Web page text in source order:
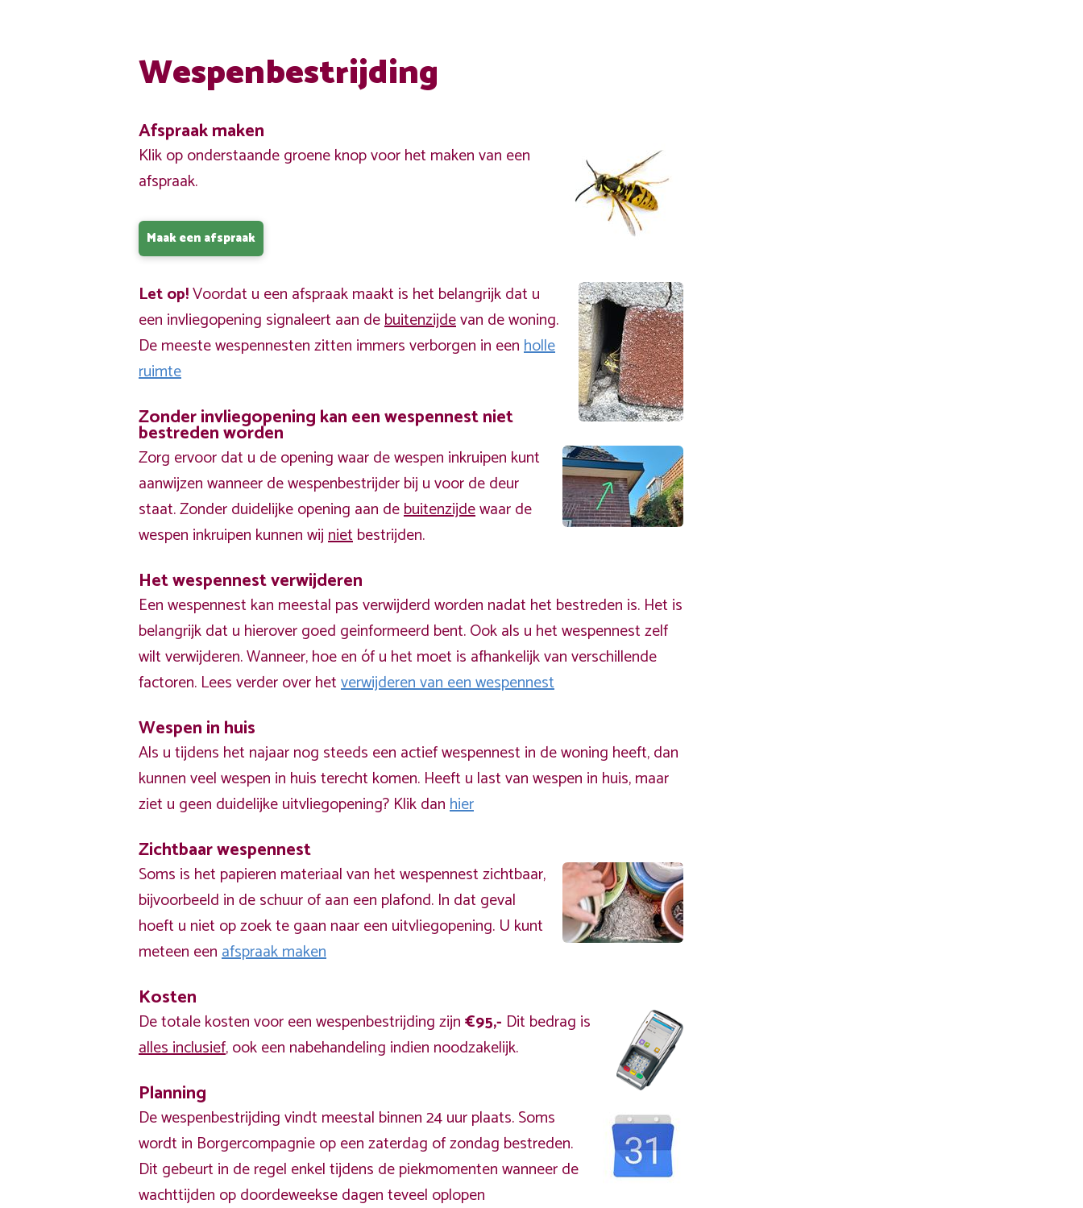
Wespenbestrijding
Afspraak maken
Klik op onderstaande groene knop voor het maken van een
afspraak.
Maak een afspraak
Let op!Voordat u een afspraak maakt is het belangrijk dat u
een invliegopening signaleert aan debuitenzijdevan de woning.
De meeste wespennesten zitten immers verborgen in eenholle
ruimte
Zonder invliegopening kan een wespennest niet
bestreden worden
Zorg ervoor dat u de opening waar de wespen inkruipen kunt
aanwijzen wanneer de wespenbestrijder bij u voor de deur
staat. Zonder duidelijke opening aan debuitenzijdewaar de
wespen inkruipen kunnen wijnietbestrijden.
Het wespennest verwijderen
Een wespennest kan meestal pas verwijderd worden nadat het bestreden is. Het is
belangrijk dat u hierover goed geinformeerd bent. Ook als u het wespennest zelf
wilt verwijderen. Wanneer, hoe en óf u het moet is afhankelijk van verschillende
factoren. Lees verder over hetverwijderen van een wespennest
Wespen in huis
Als u tijdens het najaar nog steeds een actief wespennest in de woning heeft, dan
kunnen veel wespen in huis terecht komen. Heeft u last van wespen in huis, maar
ziet u geen duidelijke uitvliegopening? Klik danhier
Zichtbaar wespennest
Soms is het papieren materiaal van het wespennest zichtbaar,
bijvoorbeeld in de schuur of aan een plafond. In dat geval
hoeft u niet op zoek te gaan naar een uitvliegopening. U kunt
meteen eenafspraak maken
Kosten
De totale kosten voor een wespenbestrijding zijn€95,- Dit bedrag is
alles inclusief, ook een nabehandeling indien noodzakelijk.
Planning
De wespenbestrijding vindt meestal binnen 24 uur plaats. Soms
wordt in Borgercompagnie op een zaterdag of zondag bestreden.
Dit gebeurt in de regel enkel tijdens de piekmomenten wanneer de
wachttijden op doordeweekse dagen teveel oplopen